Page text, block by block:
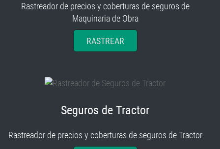
Rastreador de precios y coberturas de seguros de
Maquinaria de Obra
RASTREAR
Seguros de Tractor
Rastreador de precios y coberturas de seguros de Tractor